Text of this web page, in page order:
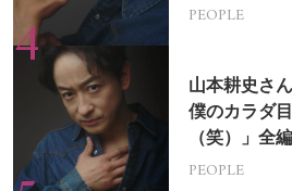
PEOPLE
山本耕史さ
僕のカラダ
（笑）」全
挑戦
PEOPLE